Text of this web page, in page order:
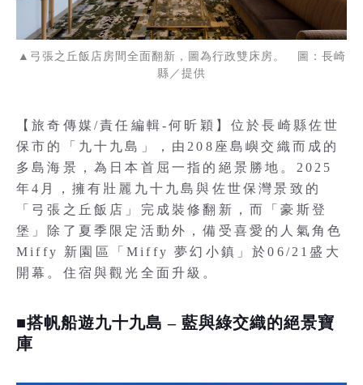
▲弓張之丘飯店房間全面翻新，圖為行政雙床房。 圖：長崎
縣／提供
【旅奇傳媒/責任編輯-何昕穎】位於長崎縣佐世
保市的「九十九島」，由208座島嶼交織而成的
多島海景，為日本首屈一指的絕景勝地。2025
年4月，擁有壯麗九十九島與佐世保灣景致的
「弓張之丘飯店」完成裝修翻新，而「豪斯登
堡」除了夏季限定活動外，備受喜愛的人氣角色
Miffy 新園區「Miffy 夢幻小鎮」於06/21盛大
開幕。住宿與觀光全面升級。
■搭帆船遊九十九島 – 藍與綠交織的絕景寶
庫